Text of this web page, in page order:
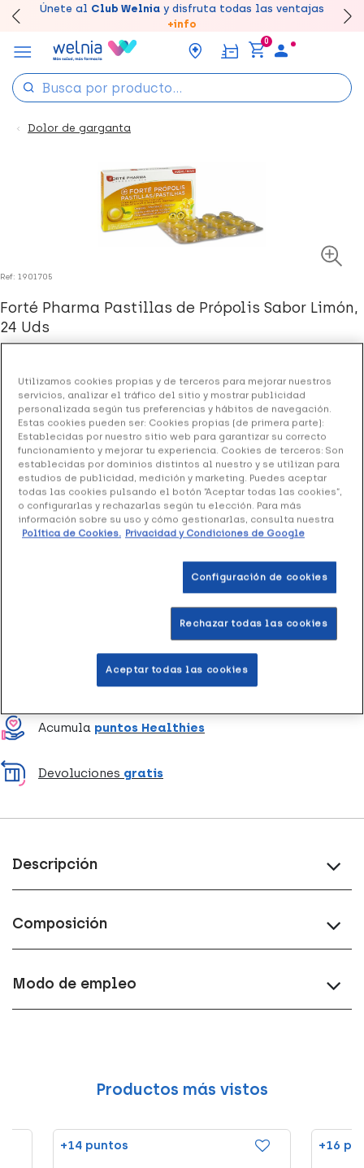
Disfruta de la entregarápida y gratuitaen farmacia
Únete al Club Welniay disfruta todas las ventajas
+info
Llévate un7% de descuentocreando tu cuentaaquí
Canjea tus puntos en tu Farmacia de Confianza,
acumúlalos online.
0
Dolor de garganta
Ref: 1901705
Forté Pharma Pastillas de Própolis Sabor Limón,
24 Uds
Healthies
Pastillas de própolis, con miel, vitamina C y aceite
esencial de eucalipto, para proteger la garganta y calmar
la irritación.
Formato de 24 pastillas.
Entrega rápida y gratuitaen farmacia
Envío a domicilio en 24-48h laborables
Acumula puntos Healthies
Devoluciones gratis
Descripción
Composición
Modo de empleo
Productos más vistos
+14 puntos +16
Utilizamos cookies propias y de terceros para mejorar nuestros
servicios, analizar el tráfico del sitio y mostrar publicidad
personalizada según tus preferencias y hábitos de navegación.
Estas cookies pueden ser: Cookies propias (de primera parte):
Establecidas por nuestro sitio web para garantizar su correcto
funcionamiento y mejorar tu experiencia. Cookies de terceros: Son
establecidas por dominios distintos al nuestro y se utilizan para
estudios de publicidad, medición y marketing. Puedes aceptar
todas las cookies pulsando el botón “Aceptar todas las cookies”,
o configurarlas y rechazarlas según tu elección. Para más
información sobre su uso y cómo gestionarlas, consulta nuestra
Política de Cookies. Privacidad y Condiciones de Google
Configuración de cookies
Rechazar todas las cookies
Aceptar todas las cookies